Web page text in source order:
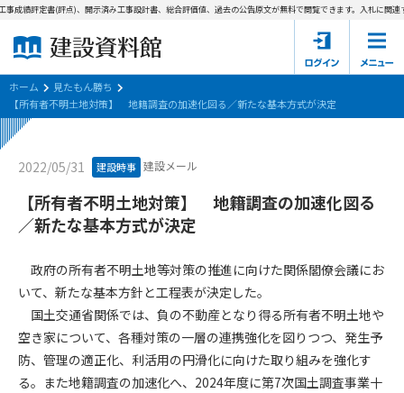
建設資料館とは
東京都の入札資料
国土交通省の入札資料
見たもん勝ち
会員登録について
サポーター会員一覧
会社概要 お問い合わせ
個人情報保護方針
会員規約
績評定書(評点)、開示済み工事設計書、総合評価値、過去の公告原文が無料で閲覧できます。入札に関連す
ホーム
見たもん勝ち
【所有者不明土地対策】 地籍調査の加速化図る／新たな基本方式が決定
2022/05/31 建設時事 建設メール
【所有者不明土地対策】 地籍調査の加速化図る
／新たな基本方式が決定
政府の所有者不明土地等対策の推進に向けた関係閣僚会議にお
いて、新たな基本方針と工程表が決定した。
国土交通省関係では、負の不動産となり得る所有者不明土地や
空き家について、各種対策の一層の連携強化を図りつつ、発生予
防、管理の適正化、利活用の円滑化に向けた取り組みを強化す
る。また地籍調査の加速化へ、2024年度に第7次国土調査事業十
第1条（規約の目的）
会員サービスの利用条件等について定めるものです。
2. 管理者が建設資料館WEB上で随時掲載するルールは本規約の
一部を構成するものとします。
第2条（規約の変更）
本規約は、会員の了承を得ることなく、随時変更されることが
あります。変更内容は、建設資料館WEB上に表示した時点で直